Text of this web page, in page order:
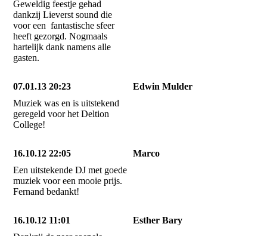
Geweldig feestje gehad
dankzij Lieverst sound die
voor een fantastische sfeer
heeft gezorgd. Nogmaals
hartelijk dank namens alle
gasten.
07.01.13 20:23
Edwin Mulder
Muziek was en is uitstekend
geregeld voor het Deltion
College!
16.10.12 22:05
Marco
Een uitstekende DJ met goede
muziek voor een mooie prijs.
Fernand bedankt!
16.10.12 11:01
Esther Bary